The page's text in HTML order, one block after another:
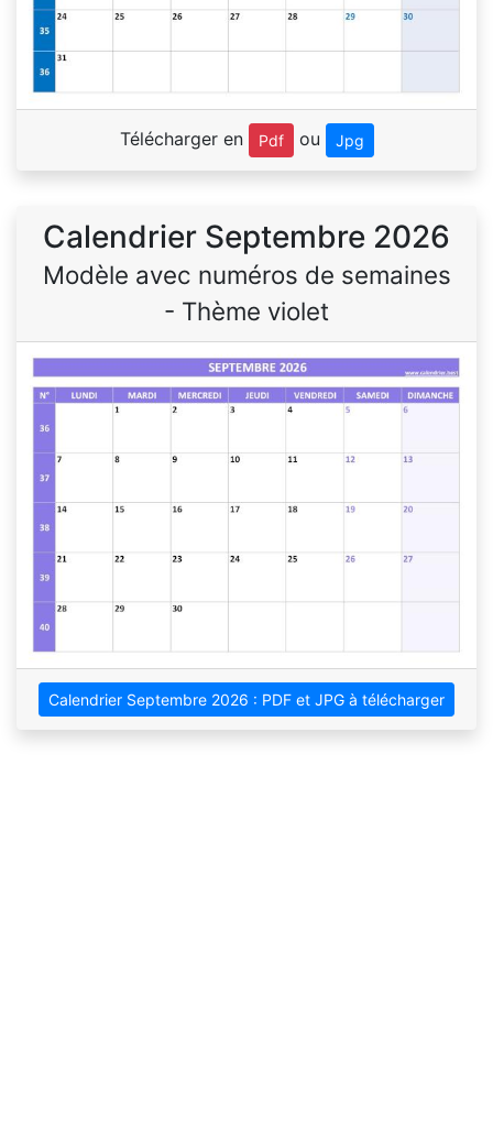
Télécharger en Pdf ou Jpg
Calendrier Septembre 2026
Modèle avec numéros de semaines
- Thème violet
Calendrier Septembre 2026 : PDF et JPG à télécharger